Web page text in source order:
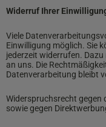
Widerruf Ihrer
Viele
Einwilligung möglich. Sie
jederzeit widerrufen.
an uns. Die
Datenverarbeitung bleibt
Widerspruchsrecht gegen
sowie gegen